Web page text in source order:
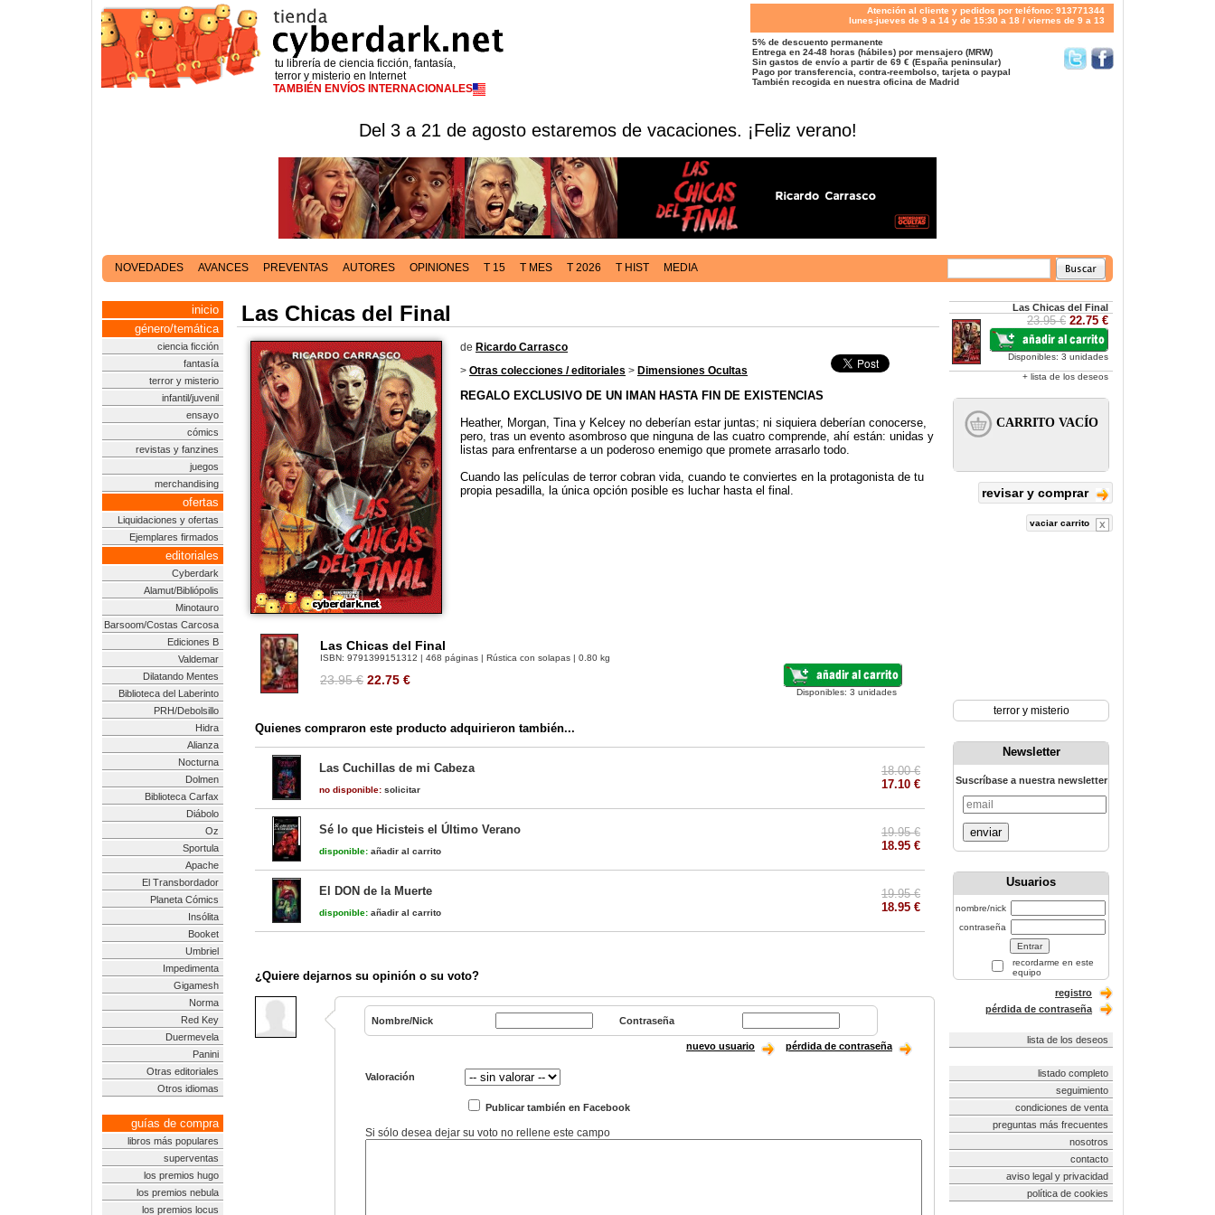
tu librería de ciencia ficción, fantasía,
terror y misterio en Internet
TAMBIÉN ENVÍOS INTERNACIONALES
Atención al cliente y pedidos por teléfono: 913771344
lunes-jueves de 9 a 14 y de 15:30 a 18 / viernes de 9 a 13
5% de descuento permanente
Entrega en 24-48 horas (hábiles) por mensajero (MRW)
Sin gastos de envío a partir de 69 € (España peninsular)
Pago por transferencia, contra-reembolso, tarjeta o paypal
También recogida en nuestra oficina de Madrid
Del 3 a 21 de agosto estaremos de vacaciones. ¡Feliz verano!
NOVEDADES AVANCES PREVENTAS AUTORES OPINIONES T 15 T MES T 2026 T HIST MEDIA
inicio
género/temática
ciencia ficción
fantasía
terror y misterio
infantil/juvenil
ensayo
cómics
revistas y fanzines
juegos
merchandising
ofertas
Liquidaciones y ofertas
Ejemplares firmados
editoriales
Cyberdark
Alamut/Bibliópolis
Minotauro
Barsoom/Costas Carcosa
Ediciones B
Valdemar
Dilatando Mentes
Biblioteca del Laberinto
PRH/Debolsillo
Hidra
Alianza
Nocturna
Dolmen
Biblioteca Carfax
Diábolo
Oz
Sportula
Apache
El Transbordador
Planeta Cómics
Insólita
Booket
Umbriel
Impedimenta
Gigamesh
Norma
Red Key
Duermevela
Panini
Otras editoriales
Otros idiomas
guías de compra
libros más populares
superventas
los premios hugo
los premios nebula
los premios locus
Las Chicas del Final
de Ricardo Carrasco
> Otras colecciones / editoriales > Dimensiones Ocultas
REGALO EXCLUSIVO DE UN IMAN HASTA FIN DE EXISTENCIAS
Heather, Morgan, Tina y Kelcey no deberían estar juntas; ni siquiera deberían conocerse,
pero, tras un evento asombroso que ninguna de las cuatro comprende, ahí están: unidas y
listas para enfrentarse a un poderoso enemigo que promete arrasarlo todo.
Cuando las películas de terror cobran vida, cuando te conviertes en la protagonista de tu
propia pesadilla, la única opción posible es luchar hasta el final.
Las Chicas del Final
ISBN: 9791399151312 | 468 páginas | Rústica con solapas | 0.80 kg
23.95 € 22.75 €
Disponibles: 3 unidades
Quienes compraron este producto adquirieron también...
Las Cuchillas de mi Cabeza
no disponible: solicitar
18.00 €
17.10 €
Sé lo que Hicisteis el Último Verano
disponible: añadir al carrito
19.95 €
18.95 €
El DON de la Muerte
disponible: añadir al carrito
19.95 €
18.95 €
¿Quiere dejarnos su opinión o su voto?
Nombre/Nick Contraseña
nuevo usuario pérdida de contraseña
Valoración
Publicar también en Facebook
Si sólo desea dejar su voto no rellene este campo
Las Chicas del Final
23.95 € 22.75 €
Disponibles: 3 unidades
+ lista de los deseos
revisar y comprar
vaciar carrito
terror y misterio
Newsletter
Suscríbase a nuestra newsletter
enviar
Usuarios
nombre/nick
contraseña
recordarme en este
equipo
registro
pérdida de contraseña
lista de los deseos
listado completo
seguimiento
condiciones de venta
preguntas más frecuentes
nosotros
contacto
aviso legal y privacidad
política de cookies